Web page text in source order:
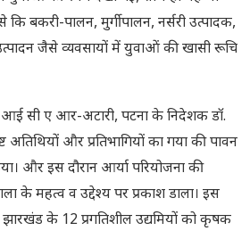
कि बकरी-पालन, मुर्गीपालन, नर्सरी उत्पादक,
जैसे व्यवसायों में युवाओं की खासी रूचि
सी ए आर-अटारी, पटना के निदेशक डॉ.
अतिथियों और प्रतिभागियों का गया की पावन
और इस दौरान आर्या परियोजना की
के महत्व व उद्देश्य पर प्रकाश डाला। इस
झारखंड के 12 प्रगतिशील उद्यमियों को कृषक